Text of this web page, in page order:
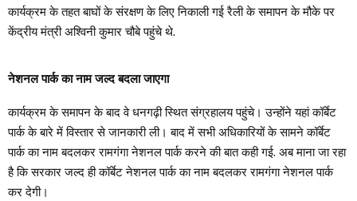
कार्यक्रम के तहत बाघों के संरक्षण के लिए निकाली गई रैली के समापन के मौके पर
केंद्रीय मंत्री अश्विनी कुमार चौबे पहुंचे थे.
नेशनल पार्क का नाम जल्द बदला जाएगा
कार्यक्रम के समापन के बाद वे धनगढ़ी स्थित संग्रहालय पहुंचे। उन्होंने यहां कॉर्बेट
पार्क के बारे में विस्तार से जानकारी ली। बाद में सभी अधिकारियों के सामने कॉर्बेट
पार्क का नाम बदलकर रामगंगा नेशनल पार्क करने की बात कही गई. अब माना जा रहा
है कि सरकार जल्द ही कॉर्बेट नेशनल पार्क का नाम बदलकर रामगंगा नेशनल पार्क
कर देगी।